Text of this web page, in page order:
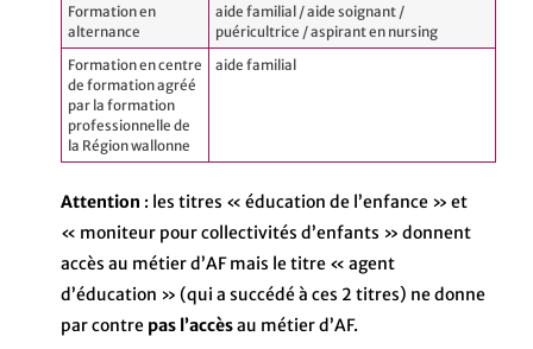
Formation en
alternance
aide familial / aide soignant /
puéricultrice / aspirant en nursing
Formation en centre
de formation agréé
par la formation
professionnelle de
la Région wallonne
aide familial
Attention : les titres « éducation de l’enfance » et
« moniteur pour collectivités d’enfants » donnent
accès au métier d’AF mais le titre « agent
d’éducation » (qui a succédé à ces 2 titres) ne donne
par contre pas l’accèsau métier d’AF.